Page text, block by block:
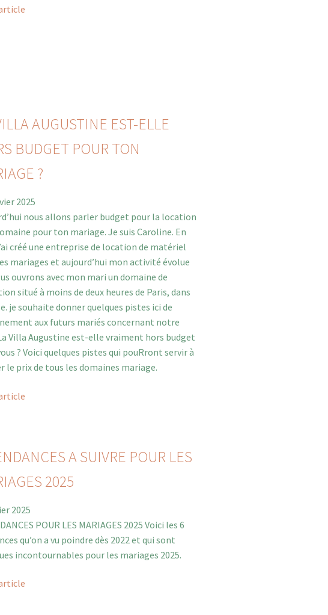
AUGUSTINE EST-ELLE
BUDGET POUR TON
?
2025
nous allons parler budget pour la location
pour ton mariage. Je suis Caroline. En
créé une entreprise de location de matériel
mariages et aujourd’hui mon activité évolue
ouvrons avec mon mari un domaine de
situé à moins de deux heures de Paris, dans
je souhaite donner quelques pistes ici de
aux futurs mariés concernant notre
Villa Augustine est-elle vraiment hors budget
? Voici quelques pistes qui pouRront servir à
le prix de tous les domaines mariage.
A SUIVRE POUR LES
2025
2025
POUR LES MARIAGES 2025 Voici les 6
qu’on a vu poindre dès 2022 et qui sont
incontournables pour les mariages 2025.